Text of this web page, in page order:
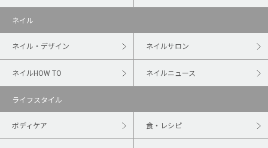
ネイル
ネイル・デザイン ネイルサロン
ネイルHOW TO ネイルニュース
ライフスタイル
ボディケア 食・レシピ